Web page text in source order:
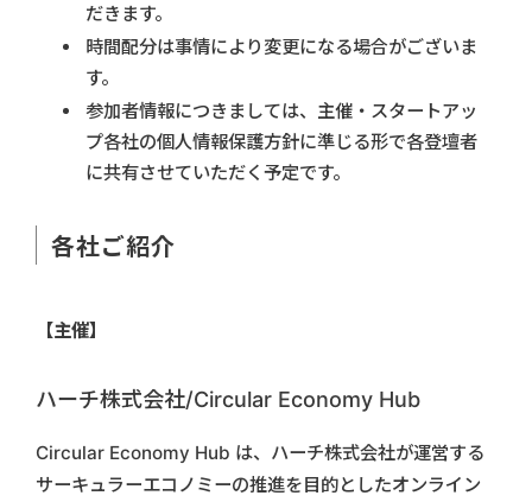
だきます。
時間配分は事情により変更になる場合がございま
す。
参加者情報につきましては、主催・スタートアッ
プ各社の個人情報保護方針に準じる形で各登壇者
に共有させていただく予定です。
各社ご紹介
【主催】
ハーチ株式会社/Circular Economy Hub
Circular Economy Hub は、ハーチ株式会社が運営する
サーキュラーエコノミーの推進を目的としたオンライン